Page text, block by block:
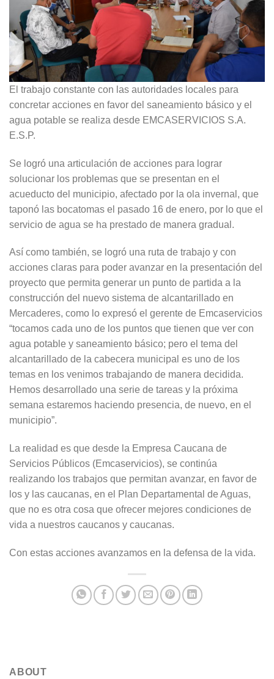
El trabajo constante con las autoridades locales para
concretar acciones en favor del saneamiento básico y el
agua potable se realiza desde EMCASERVICIOS S.A.
E.S.P.
Se logró una articulación de acciones para lograr
solucionar los problemas que se presentan en el
acueducto del municipio, afectado por la ola invernal, que
taponó las bocatomas el pasado 16 de enero, por lo que el
servicio de agua se ha prestado de manera gradual.
Así como también, se logró una ruta de trabajo y con
acciones claras para poder avanzar en la presentación del
proyecto que permita generar un punto de partida a la
construcción del nuevo sistema de alcantarillado en
Mercaderes, como lo expresó el gerente de Emcaservicios
“tocamos cada uno de los puntos que tienen que ver con
agua potable y saneamiento básico; pero el tema del
alcantarillado de la cabecera municipal es uno de los
temas en los venimos trabajando de manera decidida.
Hemos desarrollado una serie de tareas y la próxima
semana estaremos haciendo presencia, de nuevo, en el
municipio”.
La realidad es que desde la Empresa Caucana de
Servicios Públicos (Emcaservicios), se continúa
realizando los trabajos que permitan avanzar, en favor de
los y las caucanas, en el Plan Departamental de Aguas,
que no es otra cosa que ofrecer mejores condiciones de
vida a nuestros caucanos y caucanas.
Con estas acciones avanzamos en la defensa de la vida.
ABOUT